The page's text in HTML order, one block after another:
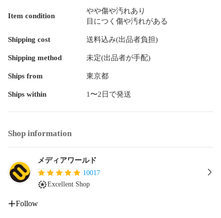
塗装済みパーツとして「表情パーツ」「眼球パーツ」「スカ
ーフ&襟パーツ」「手首パーツ」「刀身パーツ」をご用意。
表情パーツは「通常顔」「微笑み顔」に加えて、目線選択式
の「通常顔」「微笑み顔」「マスク顔」が付属
3つの巨大な刀を装備。それぞれの鞘から抜き差しが可能とな
踵や鞘には短刀を装備。こちらも抜き差し可能となっていま
さまざまなシーンを可能にする可動支柱付き専用台座が付
■権利表記：&copy;neco
Item condition
やや傷や汚れあり
目につく傷や汚れがある
Shipping cost 送料込み(出品者負担)
Shipping method 未定(出品者が手配)
Ships from 東京都
Ships within 1〜2日で発送
Shop information
メディアワールド
10017
Excellent Shop
Follow